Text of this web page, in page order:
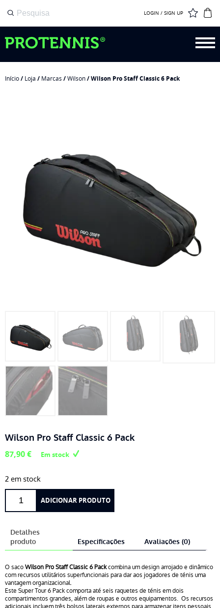
LOGIN / SIGN UP
Início/ Loja / Marcas /Wilson/ Wilson Pro Staff Classic 6 Pack
Wilson Pro Staff Classic 6 Pack
87,90€ Em stock
2 em stock
Pro
Staff
Classic
6
Pack
ADICIONAR PRODUTO
Detalhes
produto
Especificações Avaliações (0)
O sacoWilson Pro Staff Classic 6 Packcombina um design arrojado e dinâmico
com recursos utilitários superfuncionais para dar aos jogadores de ténis uma
vantagem organizacional.
Este Super Tour 6 Pack comporta até seis raquetes de ténis em dois
compartimentos grandes, além de roupas e outros equipamentos. Os recursos
adicionais incluem três bolsos laterais externos para armazenar itens pessoais